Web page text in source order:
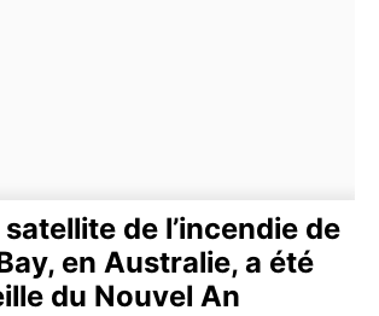
de l’incendie de
en Australie, a été
du Nouvel An